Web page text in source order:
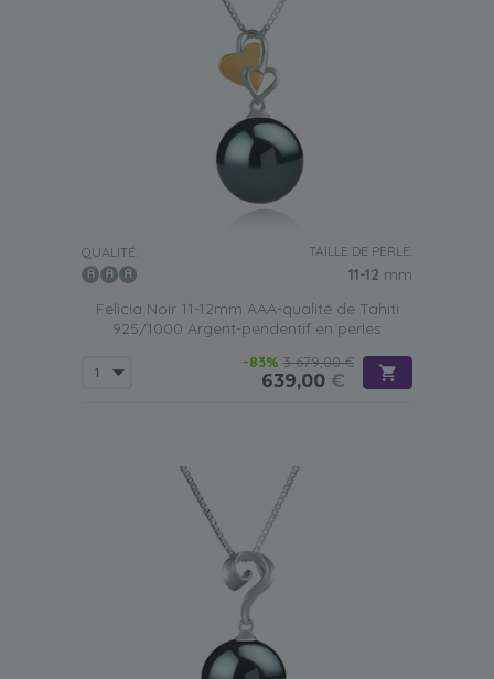
QUALITÉ: TAILLE DE PERLE:
11-12 mm
Felicia Noir 11-12mm AAA-qualité de Tahiti
925/1000 Argent-pendentif en perles
-83% 3 679,00 €
639,00 €